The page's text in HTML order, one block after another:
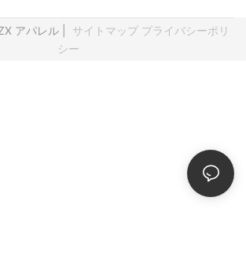
アパレル | サイトマップ プライバシーポリ
シー